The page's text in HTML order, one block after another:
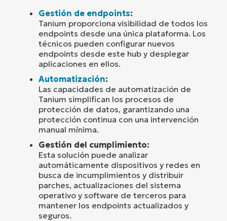
Gestión de endpoints:
Tanium proporciona visibilidad de todos los
endpoints desde una única plataforma. Los
técnicos pueden configurar nuevos
endpoints desde este hub y desplegar
aplicaciones en ellos.
Automatización:
Las capacidades de automatización de
Tanium simplifican los procesos de
protección de datos, garantizando una
protección continua con una intervención
manual mínima.
Gestión del cumplimiento:
Esta solución puede analizar
automáticamente dispositivos y redes en
busca de incumplimientos y distribuir
parches, actualizaciones del sistema
operativo y software de terceros para
mantener los endpoints actualizados y
seguros.